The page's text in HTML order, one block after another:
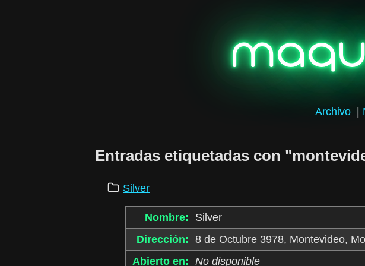
Archivo
Entradas etiquetadas con
Silver
Nombre:
Silver
Dirección: 8 de Octubre 3978, Montevideo,
Abierto en: No disponible